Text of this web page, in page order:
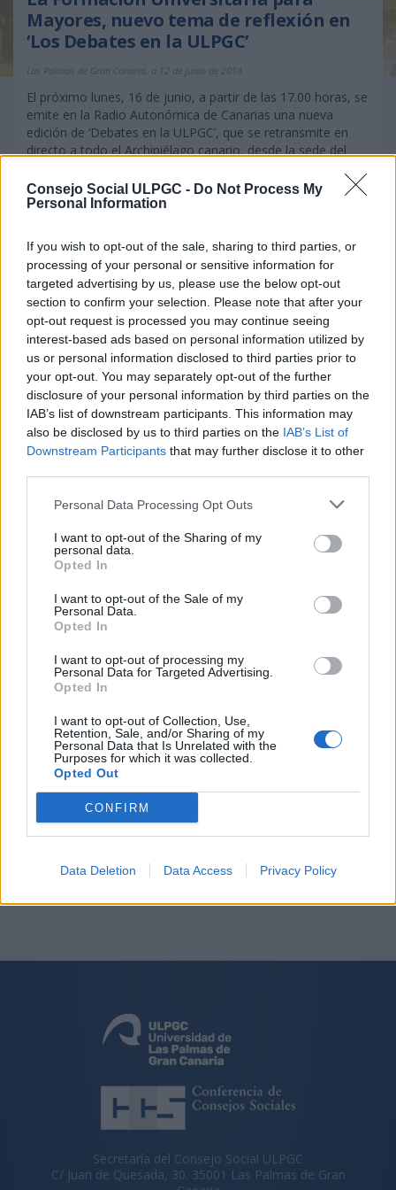
Consejo Social ULPGC - Do Not Process My
Personal Information
If you wish to opt-out of the sale, sharing to third parties, or
processing of your personal or sensitive information for
targeted advertising by us, please use the below opt-out
section to confirm your selection. Please note that after your
opt-out request is processed you may continue seeing
interest-based ads based on personal information utilized by
us or personal information disclosed to third parties prior to
your opt-out. You may separately opt-out of the further
disclosure of your personal information by third parties on the
IAB’s list of downstream participants. This information may
also be disclosed by us to third parties on the IAB’s List of
Downstream Participants that may further disclose it to other
Personal Data Processing Opt Outs
I want to opt-out of the Sharing of my
personal data.
Opted In
I want to opt-out of the Sale of my
Personal Data.
Opted In
I want to opt-out of processing my
Personal Data for Targeted Advertising.
Opted In
I want to opt-out of Collection, Use,
Retention, Sale, and/or Sharing of my
Personal Data that Is Unrelated with the
Purposes for which it was collected.
Opted Out
CONFIRM
Data Deletion Data Access Privacy Policy
Mayores, nuevo tema de reflexión en
‘Los Debates en la ULPGC’
Las Palmas de Gran Canaria, a 12 de junio de 2014
El próximo lunes, 16 de junio, a partir de las 17.00 horas, se
emite en la Radio Autonómica de Canarias una nueva
edición de ‘Debates en la ULPGC’, que se retransmite en
directo a todo el Archipiélago canario, desde la sede del
y Cotufas.
Canarias, nuevo tema de reflexión de
‘Los Debates en la ULPGC’
Las Palmas de Gran Canaria, a 25 de abril de 2014
El próximo lunes, 28 de abril, a partir de las 17.00 horas, se
emite en la Radio Autonómica de Canarias una nueva
edición de ‘Debates en la ULPGC’, que se retransmite en
directo a todo el Archipiélago canario, desde la sede del
Consejo Social de la ULPGC, a través del programa Roscas
y Cotufas.
El Régimen Económico y Fiscal de
Las Palmas de Gran Canaria, a 23 de marzo de 2014
Se trata del cuarto programa que se realiza desde la Sede
del Consejo Social de la ULPGC. En el debate del día
participarán los profesores de la ULPGC Sonia Mauricio y
Luis Miguel Blasco, junto con Salvador Miranda y Antonio
Rivero. El Viceconsejero de la Presidencia, Jorge Rodríguez,
será entrevistado previamente.
El presente y futuro de las energías
renovables en Canarias, en ‘Los
Debates en la ULPGC’
Las Palmas de Gran Canaria, a 18 de febrero de 2014
El Consejo Social de la Universidad de Las Palmas de Gran
canaria acogió, por tercera vez, un nuevo ‘Debate en la
ULPGC’, una iniciativa de comunicación que pretende
ofrecer a la sociedad canaria una nueva ventana a la
expertos universitarios.
Secretaría del Consejo Social ULPGC
C/ Juan de Quesada, 30. 35001 Las Palmas de Gran